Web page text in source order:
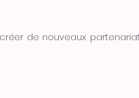
de nouveaux